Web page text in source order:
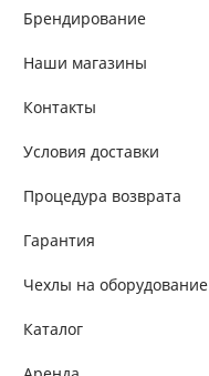
Брендирование
Наши магазины
Контакты
Условия доставки
Процедура возврата
Гарантия
Чехлы на оборудование
Каталог